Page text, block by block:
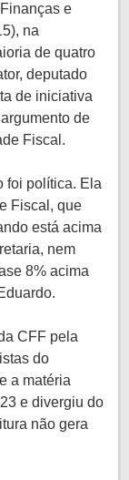
e
na
de quatro
deputado
de iniciativa
de
Fiscal.
foi política. Ela
Fiscal, que
está acima
nem
8% acima
CFF pela
do
a matéria
e divergiu do
não gera